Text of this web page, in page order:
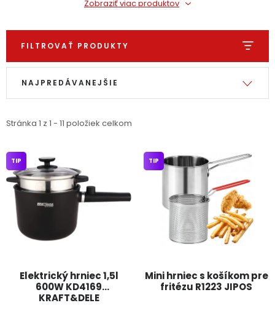
Servis náradia Hodnotenie obchodu
Kontakty
PODPORA
Reklamačný formulár Odstúpenie v lehote 14 dní
Obchodné podmienky Reklamačný poriadok
Podmienky ochrany osobných údajov
Zobraziť viac produktov
FILTROVAŤ PRODUKTY
Výpis produktov
Stránka 1 z 1 - 11 položiek celkom
Radenie produktov
NAJPREDÁVANEJŠIE
Elektrický hrniec 1,5l
600W KD4169
KRAFT&DELE
TIP
Mini hrniec s košíkom pre
fritézu R1223 JIPOS
TIP